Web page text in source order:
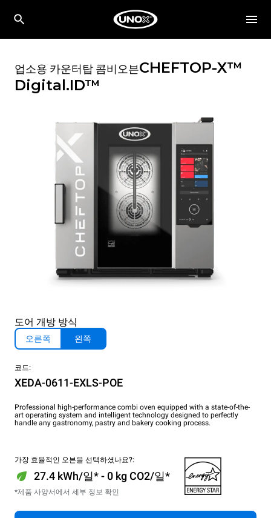
업소용 카운터탑 콤비오븐CHEFTOP-X™
Digital.ID™
도어 개방 방식
오른쪽 왼쪽
코드:
XEDA-0611-EXLS-POE
Professional high-performance combi oven equipped with a state-of-the-
art operating system and intelligent technology designed to perfectly
handle any gastronomy, pastry and bakery cooking process.
가장 효율적인 오븐을 선택하셨나요?:
27.4 kWh/일* - 0 kg CO2/일*
*제품 사양서에서 세부 정보 확인